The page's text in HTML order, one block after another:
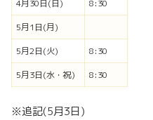
4月30日(日)
8:30
5月1日(月)
5月2日(火)
8:30
5月3日(水・祝)
8:30
※追記(5月3日)